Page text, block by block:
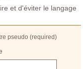
et d'éviter le langage
pseudo (required)